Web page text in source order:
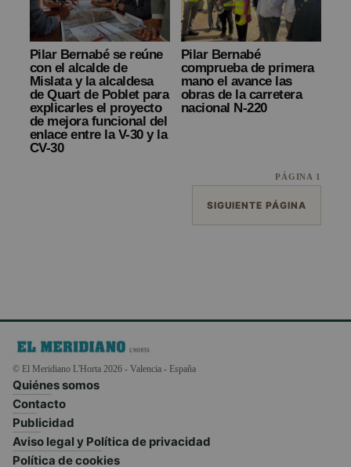
Pilar Bernabé se reúne
con el alcalde de
Mislata y la alcaldesa
de Quart de Poblet para
explicarles el proyecto
de mejora funcional del
enlace entre la V-30 y la
CV-30
Pilar Bernabé
comprueba de primera
mano el avance las
obras de la carretera
nacional N-220
PÁGINA 1
SIGUIENTE PÁGINA
© El Meridiano L'Horta 2026 - Valencia - España
Quiénes somos
Contacto
Publicidad
Aviso legal y Política de privacidad
Política de cookies